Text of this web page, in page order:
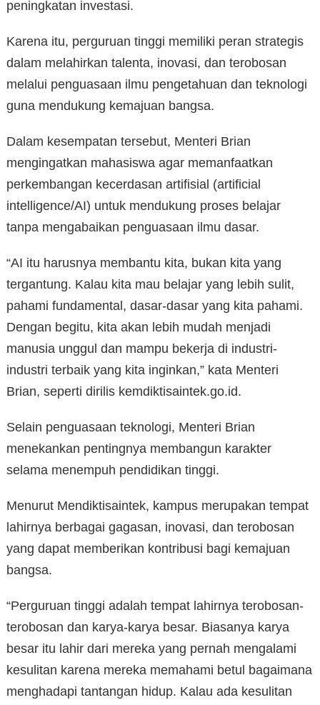
peningkatan investasi.
Karena itu, perguruan tinggi memiliki peran strategis
dalam melahirkan talenta, inovasi, dan terobosan
melalui penguasaan ilmu pengetahuan dan teknologi
guna mendukung kemajuan bangsa.
Dalam kesempatan tersebut, Menteri Brian
mengingatkan mahasiswa agar memanfaatkan
perkembangan kecerdasan artifisial (artificial
intelligence/AI) untuk mendukung proses belajar
tanpa mengabaikan penguasaan ilmu dasar.
“AI itu harusnya membantu kita, bukan kita yang
tergantung. Kalau kita mau belajar yang lebih sulit,
pahami fundamental, dasar-dasar yang kita pahami.
Dengan begitu, kita akan lebih mudah menjadi
manusia unggul dan mampu bekerja di industri-
industri terbaik yang kita inginkan,” kata Menteri
Brian, seperti dirilis kemdiktisaintek.go.id.
Selain penguasaan teknologi, Menteri Brian
menekankan pentingnya membangun karakter
selama menempuh pendidikan tinggi.
Menurut Mendiktisaintek, kampus merupakan tempat
lahirnya berbagai gagasan, inovasi, dan terobosan
yang dapat memberikan kontribusi bagi kemajuan
bangsa.
“Perguruan tinggi adalah tempat lahirnya terobosan-
terobosan dan karya-karya besar. Biasanya karya
besar itu lahir dari mereka yang pernah mengalami
kesulitan karena mereka memahami betul bagaimana
menghadapi tantangan hidup. Kalau ada kesulitan